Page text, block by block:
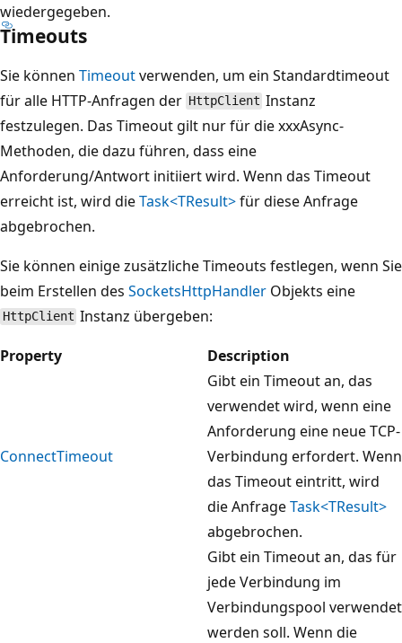
wiedergegeben.
Timeouts
Sie können Timeoutverwenden, um ein Standardtimeout
für alle HTTP-Anfragen der HttpClient Instanz
festzulegen. Das Timeout gilt nur für die xxxAsync-
Methoden, die dazu führen, dass eine
Anforderung/Antwort initiiert wird. Wenn das Timeout
erreicht ist, wird dieTask<TResult>für diese Anfrage
abgebrochen.
Sie können einige zusätzliche Timeouts festlegen, wenn Sie
beim Erstellen des SocketsHttpHandler Objekts eine
HttpClient Instanz übergeben:
Property
Description
ConnectTimeout
Gibt ein Timeout an, das
verwendet wird, wenn eine
Anforderung eine neue TCP-
Verbindung erfordert. Wenn
das Timeout eintritt, wird
die AnfrageTask<TResult>
abgebrochen.
Gibt ein Timeout an, das für
jede Verbindung im
Verbindungspool verwendet
werden soll. Wenn die